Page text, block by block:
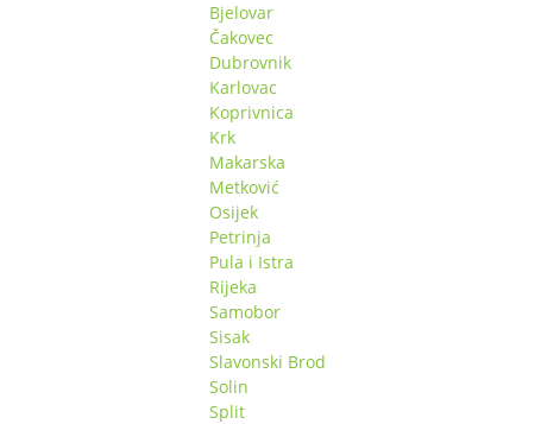
Bjelovar
Čakovec
Dubrovnik
Karlovac
Koprivnica
Krk
Makarska
Metković
Osijek
Petrinja
Pula i Istra
Rijeka
Samobor
Sisak
Slavonski Brod
Solin
Split